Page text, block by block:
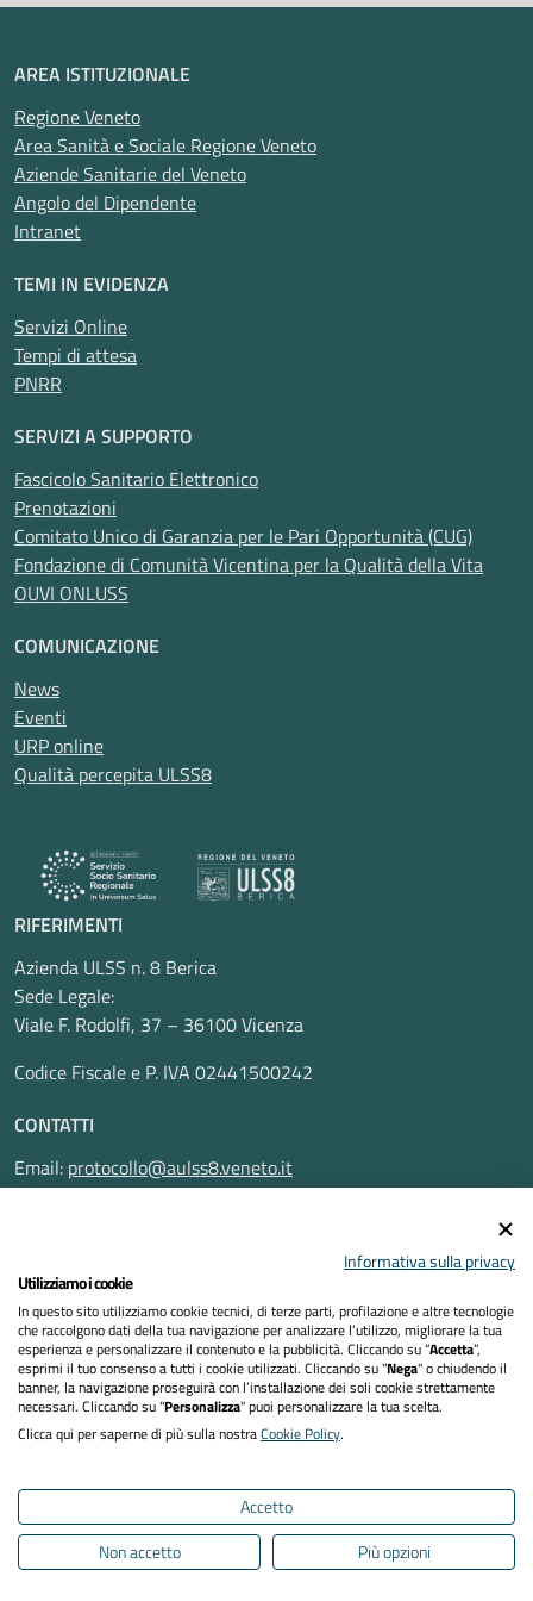
AREA ISTITUZIONALE
Regione Veneto
Area Sanità e Sociale Regione Veneto
Aziende Sanitarie del Veneto
Angolo del Dipendente
Intranet
TEMI IN EVIDENZA
Servizi Online
Tempi di attesa
PNRR
SERVIZI A SUPPORTO
Fascicolo Sanitario Elettronico
Prenotazioni
Comitato Unico di Garanzia per le Pari Opportunità (CUG)
Fondazione di Comunità Vicentina per la Qualità della Vita
OUVI ONLUSS
COMUNICAZIONE
News
Eventi
URP online
Qualità percepita ULSS8
RIFERIMENTI
Azienda ULSS n. 8 Berica
Sede Legale:
Viale F. Rodolfi, 37 – 36100 Vicenza
Codice Fiscale e P. IVA 02441500242
CONTATTI
Email: protocollo@aulss8.veneto.it
Pec:protocollo.aulss8@pecveneto.it
Privacy Policy
Dichiarazione di accessibilità
Mappa del sito
Informativa sulla privacy
Utilizziamo i cookie
In questo sito utilizziamo cookie tecnici, di terze parti, profilazione e altre tecnologie
che raccolgono dati della tua navigazione per analizzare l’utilizzo, migliorare la tua
esperienza e personalizzare il contenuto e la pubblicità. Cliccando su “Accetta”,
esprimi il tuo consenso a tutti i cookie utilizzati. Cliccando su "Nega" o chiudendo il
banner, la navigazione proseguirà con l’installazione dei soli cookie strettamente
necessari. Cliccando su "Personalizza" puoi personalizzare la tua scelta.
Clicca qui per saperne di più sulla nostraCookie Policy.
Accetto
Non accetto
Più opzioni